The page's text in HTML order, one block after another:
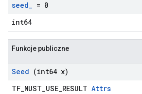
seed_ = 0
int64
Funkcje publiczne
Seed (int64 x)
TF_MUST_USE_RESULT Attrs